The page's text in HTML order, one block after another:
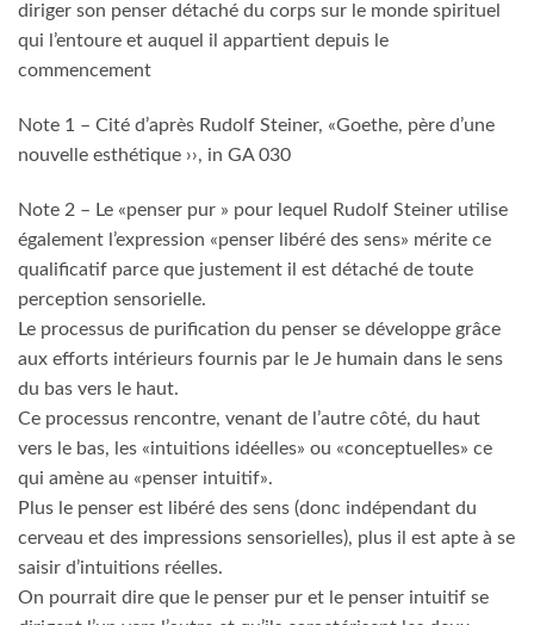
diriger son penser détaché du corps sur le monde spirituel
qui l’entoure et auquel il appartient depuis le
commencement
Note 1 – Cité d’après Rudolf Steiner, «Goethe, père d’une
nouvelle esthétique ››, in GA 030
Note 2 – Le «penser pur » pour lequel Rudolf Steiner utilise
également l’expression «penser libéré des sens» mérite ce
qualificatif parce que justement il est détaché de toute
perception sensorielle.
Le processus de purification du penser se développe grâce
aux efforts intérieurs fournis par le Je humain dans le sens
du bas vers le haut.
Ce processus rencontre, venant de l’autre côté, du haut
vers le bas, les «intuitions idéelles» ou «conceptuelles» ce
qui amène au «penser intuitif».
Plus le penser est libéré des sens (donc indépendant du
cerveau et des impressions sensorielles), plus il est apte à se
saisir d’intuitions réelles.
On pourrait dire que le penser pur et le penser intuitif se